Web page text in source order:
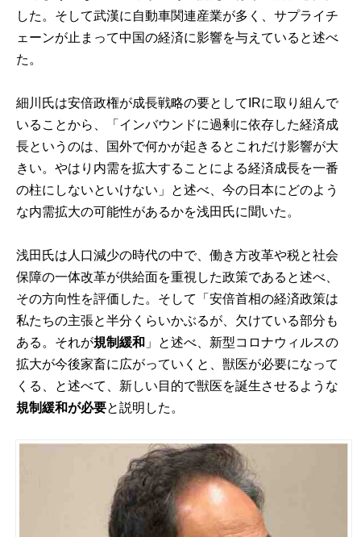
した。そして武漢に自動車関連産業が多く、サプライチ
ェーンが止まって中国の経済に影響を与えていると述べ
た。
細川氏は安倍政権が成長戦略の要としてIRに取り組んで
いることから、「インバウンドに過剰に依存した経済成
長というのは、国外で何かが起きるとこれだけ影響が大
きい。やはり内需を拡大することによる経済成長を一番
の柱にしないといけない」と述べ、今の日本にどのよう
な内需拡大の可能性があるかを浅田氏に聞いた。
浅田氏は人口減少の時代の中で、働き方改革や税と社会
保障の一体改革が供給面を重視した政策であると述べ、
その方向性を評価した。そして「安倍首相の経済政策は
私たちの主張と半分くらいかぶるが、欠けている部分も
ある。それが規制緩和 」と述べ、新型コロナウィルスの
拡大が今後家畜に広がっていくと、獣医が必要になって
くる、と述べて、新しい目的で獣医を誕生させるような
規制緩和が必要と説明した。